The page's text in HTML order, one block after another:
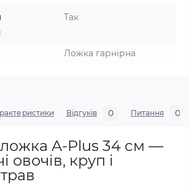
Так
Ложка гарнірна
Відгуків 0 Питання 0
ложка A-Plus 34 см —
овочів, круп і